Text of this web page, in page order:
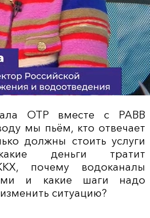
ОТР вместе с РАВВ
мы пьём, кто отвечает
должны стоить услуги
деньги тратит
почему водоканалы
и какие шаги надо
ситуацию?